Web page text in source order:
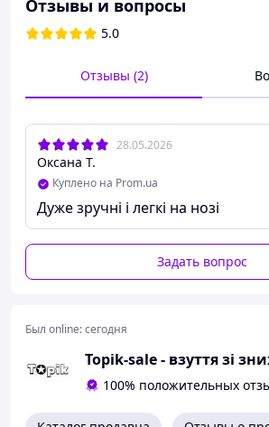
Кросівки жіночі білі літні
зручні
▷ більшемірять на 1,5
Отзывы и вопросы
5.0
Отзывы (2)
28.05.2026
Оксана Т.
Куплено на Prom.ua
Дуже зручні і легкі на нозі
Задать вопрос
Был online:сегодня
Topik-sale - взуття зі
100% положительных